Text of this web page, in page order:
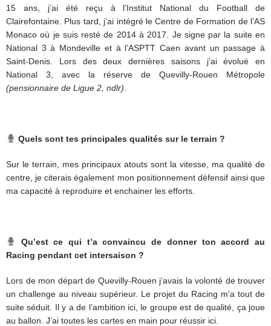
15 ans, j’ai été reçu à l’Institut National du Football de
Clairefontaine. Plus tard, j’ai intégré le Centre de Formation de l’AS
Monaco où je suis resté de 2014 à 2017. Je signe par la suite en
National 3 à Mondeville et à l’ASPTT Caen avant un passage à
Saint-Denis. Lors des deux dernières saisons j’ai évolué en
National 3, avec la réserve de Quevilly-Rouen Métropole
(pensionnaire de Ligue 2, ndlr)
Quels sont tes principales qualités sur le terrain ?
Sur le terrain, mes principaux atouts sont la vitesse, ma qualité de
centre, je citerais également mon positionnement défensif ainsi que
ma capacité à reproduire et enchainer les efforts.
Qu’est ce qui t’a convaincu de donner ton accord au
Racing pendant cet intersaison ?
Lors de mon départ de Quevilly-Rouen j’avais la volonté de trouver
un challenge au niveau supérieur. Le projet du Racing m’a tout de
suite séduit. Il y a de l’ambition ici, le groupe est de qualité, ça joue
au ballon. J’ai toutes les cartes en main pour réussir ici.